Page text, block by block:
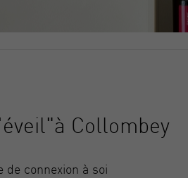
Collombey
de connexion à soi